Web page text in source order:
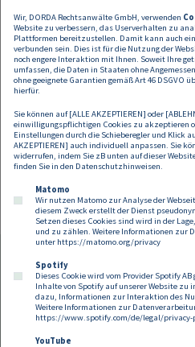
(Rechtsanwalt, IT/IP).
Martin Brodey:"Durch diese
weiter beschleunigt. Gerade im schnell
Carlyle geleistete Investition und deren
Entwicklung sehr wichtig. Es freut uns
mich bei unserem ganzen Team für
Die Transaktion steht unter Vorbehalt
Über Details der Transaktion wurde
Kontakt Datenschutz
Compliance
Cookies
Wir, DORDA Rechtsanwälte GmbH, verwenden
Website zu verbessern, das Userverhalten zu
Plattformen bereitzustellen. Damit kann auch
verbunden sein. Dies ist für die Nutzung der
noch engere Interaktion mit Ihnen. Soweit Ihre
umfassen, die Daten in Staaten ohne
ohne geeignete Garantien gemäß Art 46 DSGVO
hierfür.
Sie können auf [ALLE AKZEPTIEREN] oder
einwilligungspflichtigen Cookies zu akzeptieren
Einstellungen durch die Schieberegler und Klick
AKZEPTIEREN] auch individuell anpassen. Sie
widerrufen, indem Sie zB unten auf dieser
finden Sie in den Datenschutzhinweisen.
Matomo
Wir nutzen Matomo zur Analyse der
diesem Zweck erstellt der Dienst
Setzen dieses Cookies sind wird in der
und zu zählen. Weitere Informationen zur
unter https://matomo.org/privacy
Spotify
Dieses Cookie wird vom Provider Spotify
Inhalte von Spotify auf unserer Website zu
dazu, Informationen zur Interaktion des
Weitere Informationen zur
https://www.spotify.com/de/legal/privacy-
YouTube